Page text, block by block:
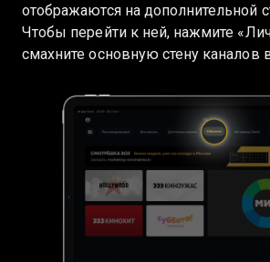
отображаются на дополнительной
Чтобы перейти к ней, нажмите
смахните основную стену каналов